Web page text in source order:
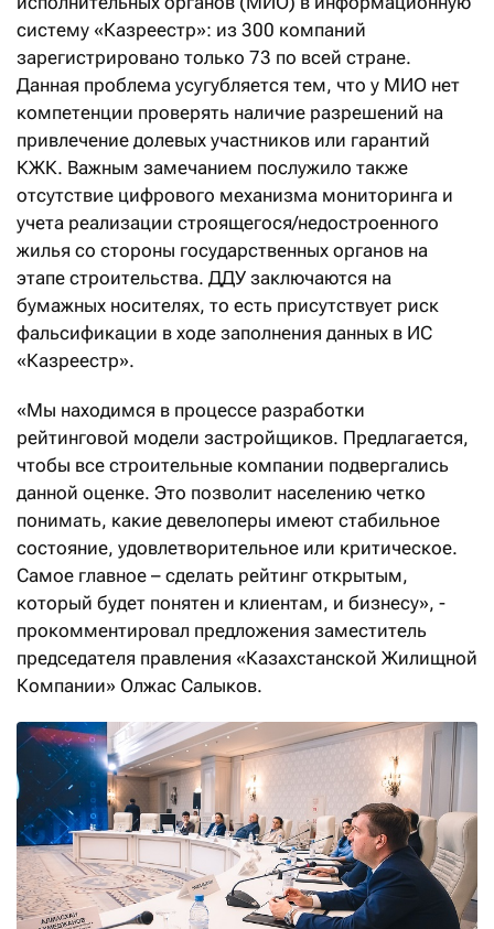
систему «Казреестр»: из 300 компаний
зарегистрировано только 73 по всей стране.
Данная проблема усугубляется тем, что у МИО нет
компетенции проверять наличие разрешений на
привлечение долевых участников или гарантий
КЖК. Важным замечанием послужило также
отсутствие цифрового механизма мониторинга и
учета реализации строящегося/недостроенного
жилья со стороны государственных органов на
этапе строительства. ДДУ заключаются на
бумажных носителях, то есть присутствует риск
фальсификации в ходе заполнения данных в ИС
«Казреестр».
«Мы находимся в процессе разработки
рейтинговой модели застройщиков. Предлагается,
чтобы все строительные компании подвергались
данной оценке. Это позволит населению четко
понимать, какие девелоперы имеют стабильное
состояние, удовлетворительное или критическое.
Самое главное – сделать рейтинг открытым,
который будет понятен и клиентам, и бизнесу», -
прокомментировал предложения заместитель
председателя правления «Казахстанской Жилищной
Компании» Олжас Салыков.